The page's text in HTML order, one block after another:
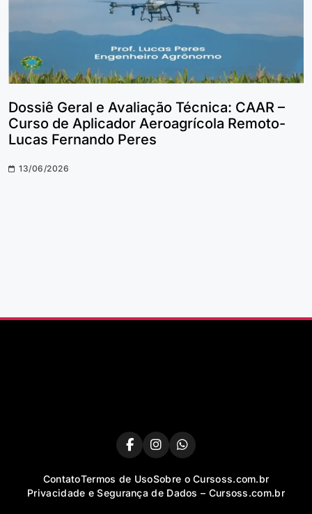
Dossiê Geral e Avaliação Técnica: CAAR –
Curso de Aplicador Aeroagrícola Remoto-
Lucas Fernando Peres
13/06/2026
ContatoTermos de UsoSobre o Cursoss.com.br
Privacidade e Segurança de Dados – Cursoss.com.br